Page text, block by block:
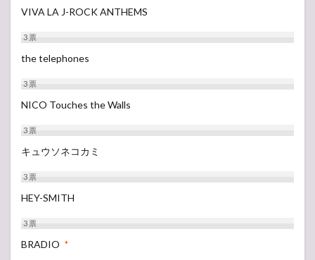
VIVA LA J-ROCK ANTHEMS
3票
the telephones
3票
NICO Touches the Walls
3票
キュウソネコカミ
3票
HEY-SMITH
3票
BRADIO *